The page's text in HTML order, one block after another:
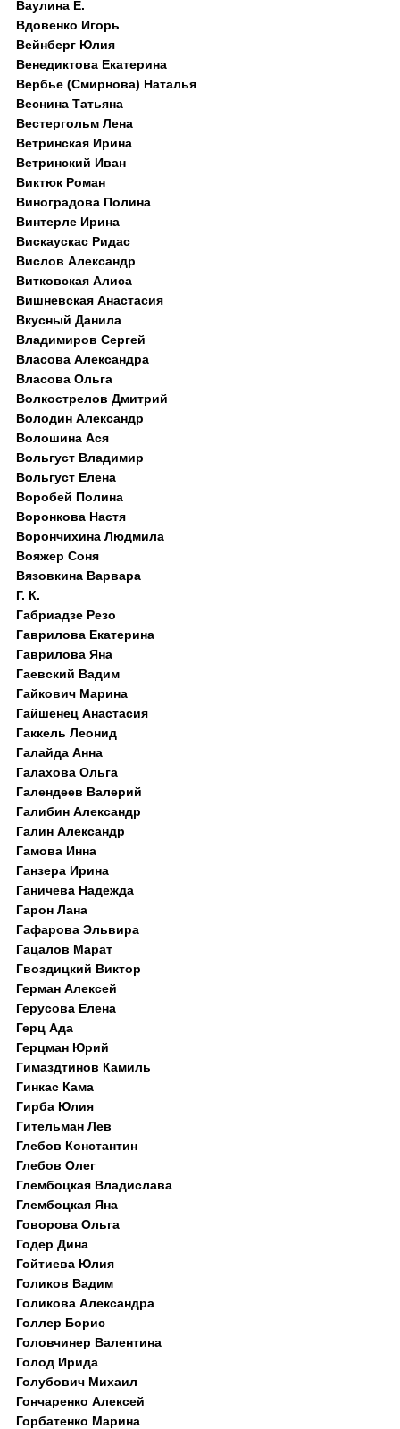
Ваулина Е.
Вдовенко Игорь
Вейнберг Юлия
Венедиктова Екатерина
Вербье (Смирнова) Наталья
Веснина Татьяна
Вестергольм Лена
Ветринская Ирина
Ветринский Иван
Виктюк Роман
Виноградова Полина
Винтерле Ирина
Вискаускас Ридас
Вислов Александр
Витковская Алиса
Вишневская Анастасия
Вкусный Данила
Владимиров Сергей
Власова Александра
Власова Ольга
Волкострелов Дмитрий
Володин Александр
Волошина Ася
Вольгуст Владимир
Вольгуст Елена
Воробей Полина
Воронкова Настя
Ворончихина Людмила
Вояжер Соня
Вязовкина Варвара
Г. К.
Габриадзе Резо
Гаврилова Екатерина
Гаврилова Яна
Гаевский Вадим
Гайкович Марина
Гайшенец Анастасия
Гаккель Леонид
Галайда Анна
Галахова Ольга
Галендеев Валерий
Галибин Александр
Галин Александр
Гамова Инна
Ганзера Ирина
Ганичева Надежда
Гарон Лана
Гафарова Эльвира
Гацалов Марат
Гвоздицкий Виктор
Герман Алексей
Герусова Елена
Герц Ада
Герцман Юрий
Гимаздтинов Камиль
Гинкас Кама
Гирба Юлия
Гительман Лев
Глебов Константин
Глебов Олег
Глембоцкая Владислава
Глембоцкая Яна
Говорова Ольга
Годер Дина
Гойтиева Юлия
Голиков Вадим
Голикова Александра
Голлер Борис
Головчинер Валентина
Голод Ирида
Голубович Михаил
Гончаренко Алексей
Горбатенко Марина